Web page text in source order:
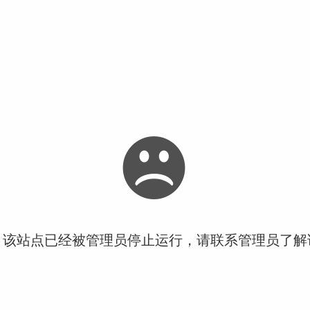
站点已经被管理员停止运行，请联系管理员了